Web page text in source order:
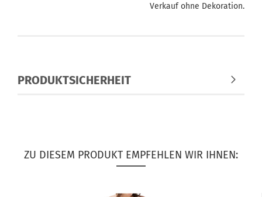
Verkauf ohne Dekoration.
PRODUKTSICHERHEIT
ZU DIESEM PRODUKT EMPFEHLEN WIR IHNEN: